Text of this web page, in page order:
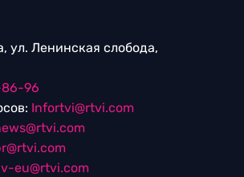
ул. Ленинская слобода,
86-96
Infortvi@rtvi.com
eu@rtvi.com